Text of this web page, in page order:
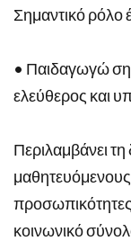
Σημαντικό ρόλο
• Παιδαγωγώ
ελεύθερος και
Περιλαμβάνει
προσωπικότητες
κοινωνικό